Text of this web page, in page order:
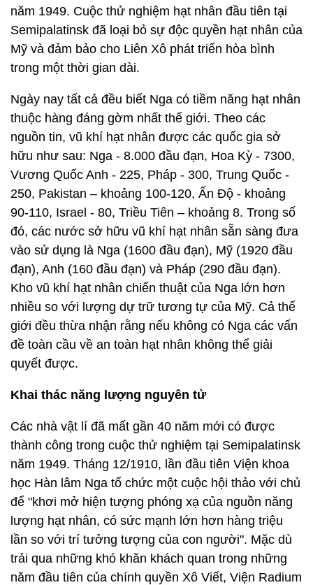
năm 1949. Cuộc thử nghiệm hạt nhân đầu tiên tại
Semipalatinsk đã loại bỏ sự độc quyền hạt nhân của
Mỹ và đảm bảo cho Liên Xô phát triển hòa bình
trong một thời gian dài.
Ngày nay tất cả đều biết Nga có tiềm năng hạt nhân
thuộc hàng đáng gờm nhất thế giới. Theo các
nguồn tin, vũ khí hạt nhân được các quốc gia sở
hữu như sau: Nga - 8.000 đầu đạn, Hoa Kỳ - 7300,
Vương Quốc Anh - 225, Pháp - 300, Trung Quốc -
250, Pakistan – khoảng 100-120, Ấn Độ - khoảng
90-110, Israel - 80, Triều Tiên – khoảng 8. Trong số
đó, các nước sở hữu vũ khí hạt nhân sẵn sàng đưa
vào sử dụng là Nga (1600 đầu đạn), Mỹ (1920 đầu
đạn), Anh (160 đầu đạn) và Pháp (290 đầu đạn).
Kho vũ khí hạt nhân chiến thuật của Nga lớn hơn
nhiều so với lượng dự trữ tương tự của Mỹ. Cả thế
giới đều thừa nhận rằng nếu không có Nga các vấn
đề toàn cầu về an toàn hạt nhân không thể giải
quyết được.
Khai thác năng lượng nguyên tử
Các nhà vật lí đã mất gần 40 năm mới có được
thành công trong cuộc thử nghiệm tại Semipalatinsk
năm 1949. Tháng 12/1910, lần đầu tiên Viện khoa
học Hàn lâm Nga tổ chức một cuộc hội thảo với chủ
để "khơi mở hiện tượng phóng xạ của nguồn năng
lượng hạt nhân, có sức mạnh lớn hơn hàng triệu
lần so với trí tưởng tượng của con người". Mặc dù
trải qua những khó khăn khách quan trong những
năm đầu tiên của chính quyền Xô Viết, Viện Radium